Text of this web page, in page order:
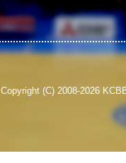
Copyright (C) 2008-2026